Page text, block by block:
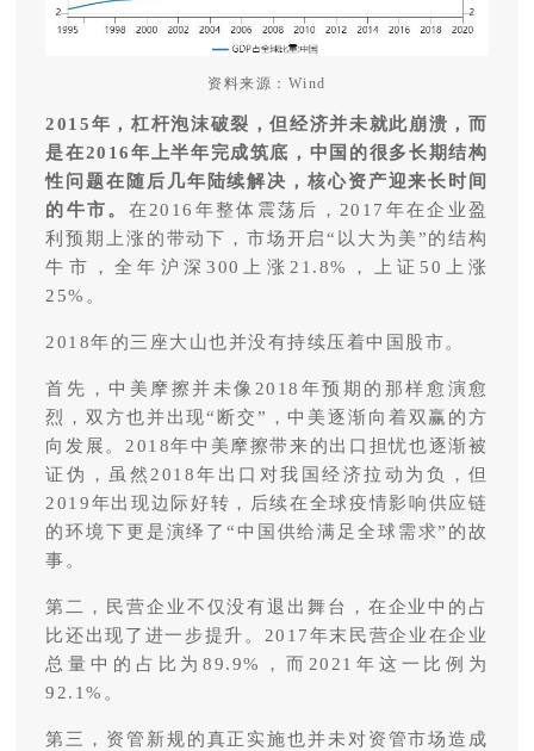
资料来源：Wind
2015年，杠杆泡沫破裂，但经济并未就此崩溃，而
是在2016年上半年完成筑底，中国的很多长期结构
性问题在随后几年陆续解决，核心资产迎来长时间
的牛市。 在2016年整体震荡后，2017年在企业盈
利预期上涨的带动下，市场开启“以大为美”的结构
牛市，全年沪深300上涨21.8%，上证50上涨
25%。
2018年的三座大山也并没有持续压着中国股市。
首先，中美摩擦并未像2018年预期的那样愈演愈
烈，双方也并出现“断交”，中美逐渐向着双赢的方
向发展。2018年中美摩擦带来的出口担忧也逐渐被
证伪，虽然2018年出口对我国经济拉动为负，但
2019年出现边际好转，后续在全球疫情影响供应链
的环境下更是演绎了“中国供给满足全球需求”的故
事。
第二，民营企业不仅没有退出舞台，在企业中的占
比还出现了进一步提升。2017年末民营企业在企业
总量中的占比为89.9%，而2021年这一比例为
92.1%。
第三，资管新规的真正实施也并未对资管市场造成